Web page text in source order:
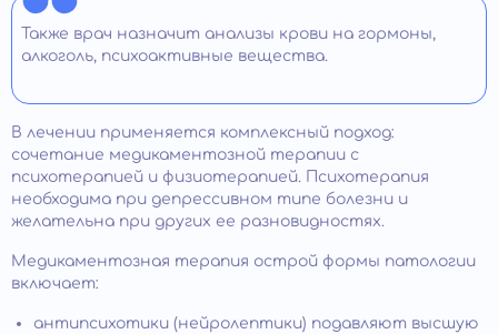
Также врач назначит анализы крови на гормоны,
алкоголь, психоактивные вещества.
В лечении применяется комплексный подход:
сочетание медикаментозной терапии с
психотерапией и физиотерапией. Психотерапия
необходима при депрессивном типе болезни и
желательна при других ее разновидностях.
Медикаментозная терапия острой формы патологии
включает:
антипсихотики (нейролептики) подавляют высшую